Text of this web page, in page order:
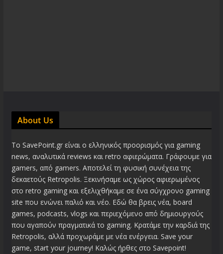
About Us
Το SavePoint.gr είναι ο ελληνικός προορισμός για gaming
news, αναλυτικά reviews και retro αφιερώματα. Γράφουμε για
gamers, από gamers. Αποτελεί τη φυσική συνέχεια της
δεκαετούς Retropolis. Ξεκινήσαμε ως χώρος αφιερωμένος
στο retro gaming και εξελιχθήκαμε σε ένα σύγχρονο gaming
site που ενώνει παλιό και νέο. Εδώ θα βρεις νέα, board
games, podcasts, vlogs και περιεχόμενο από δημιουργούς
που αγαπούν πραγματικά το gaming. Κρατάμε την καρδιά της
Retropolis, αλλά προχωράμε με νέα ενέργεια. Save your
game, start your journey! Καλώς ήρθες στο Savepoint!